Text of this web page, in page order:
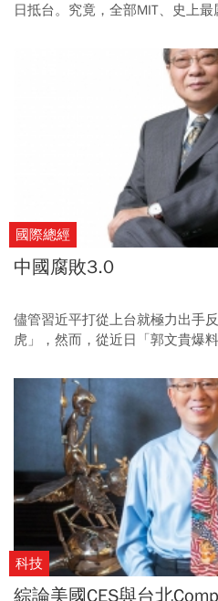
日抵台。究竟，全部MIT、史上
國際總經
中國腐敗3.0
儘管習近平打從上台就極力出手
虎」，然而，從近日「郭文貴爆
科技
綜論美國CES與台北